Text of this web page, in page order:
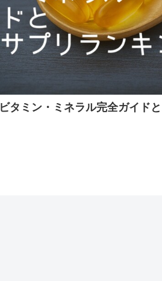
タミン・ミネラル完全ガイド